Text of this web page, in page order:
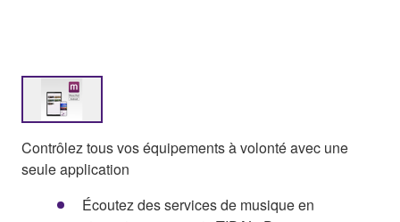
Contrôlez tous vos équipements à volonté avec une
seule application
Écoutez des services de musique en